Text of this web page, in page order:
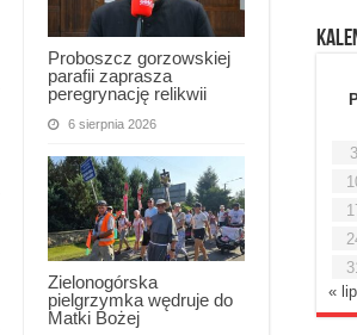
Proboszcz gorzowskiej
parafii zaprasza
peregrynację relikwii
6 sierpnia 2026
Zielonogórska
pielgrzymka wędruje do
Matki Bożej
3
« lip